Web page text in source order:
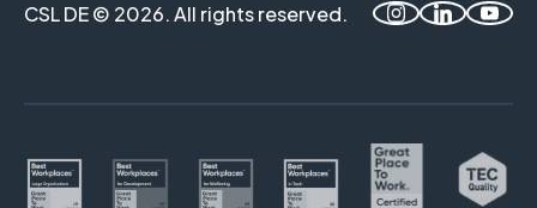
CSL DE © 2026. All rights reserved.